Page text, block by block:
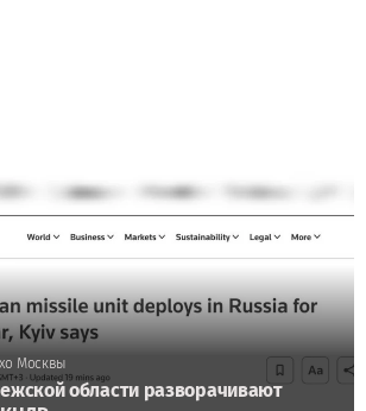
Москвы
области разворачивают